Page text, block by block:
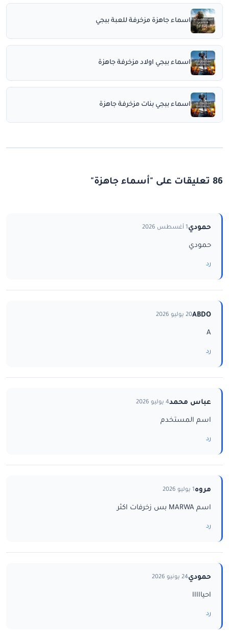
اسماء جاهزة مزخرفة للعبة ببجي
اسماء ببجي اولاد مزخرفة جاهزة
اسماء ببجي بنات مزخرفة جاهزة
86 تعليقات على "أسماء جاهزة"
حمودي1 أغسطس 2026
حمودي
رد
ABDO20 يوليو 2026
A
رد
عباس محمد4 يوليو 2026
اسم المستخدم
رد
مروه1 يوليو 2026
اسم MARWA بس زخرفات اكثر
رد
حمودي24 يونيو 2026
احيااااا
رد